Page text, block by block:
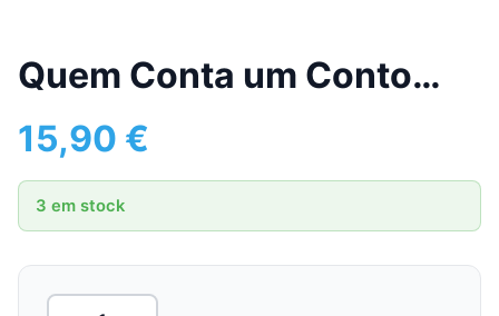
Quem Conta um Conto…
15,90 €
3 em stock
Quantidade